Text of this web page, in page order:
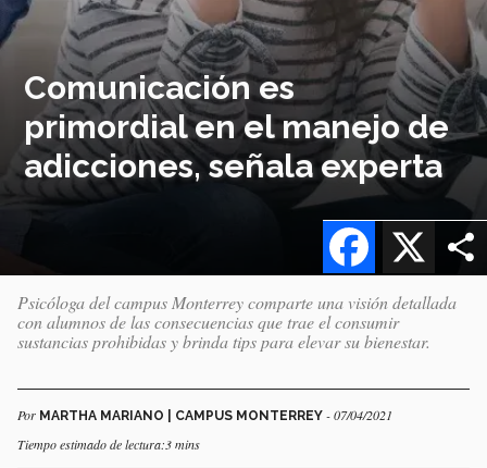
Comunicación es
primordial en el manejo de
adicciones, señala experta
X
Facebook
Psicóloga del campus Monterrey comparte una visión detallada
con alumnos de las consecuencias que trae el consumir
sustancias prohibidas y brinda tips para elevar su bienestar.
Por MARTHA MARIANO | CAMPUS MONTERREY - 07/04/2021
Tiempo estimado de lectura:3 mins